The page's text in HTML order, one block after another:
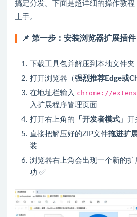
搞定分发。下面是超详细的操作教
上手。
📌 第一步：安装浏览器扩展插件
下载工具包并解压到本地文件夹
打开浏览器（强烈推荐Edge或
在地址栏输入 chrome://
入扩展程序管理页面
打开右上角的 「开发者模式」 开
直接把解压好的ZIP文件拖进扩
装
浏览器右上角会出现一个新的
功 ✅